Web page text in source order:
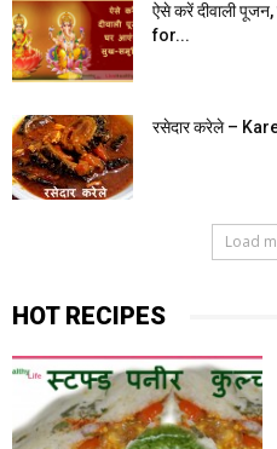
ऐसे करें दीवाली
for...
रसेदार करेले –
Load
HOT RECIPES